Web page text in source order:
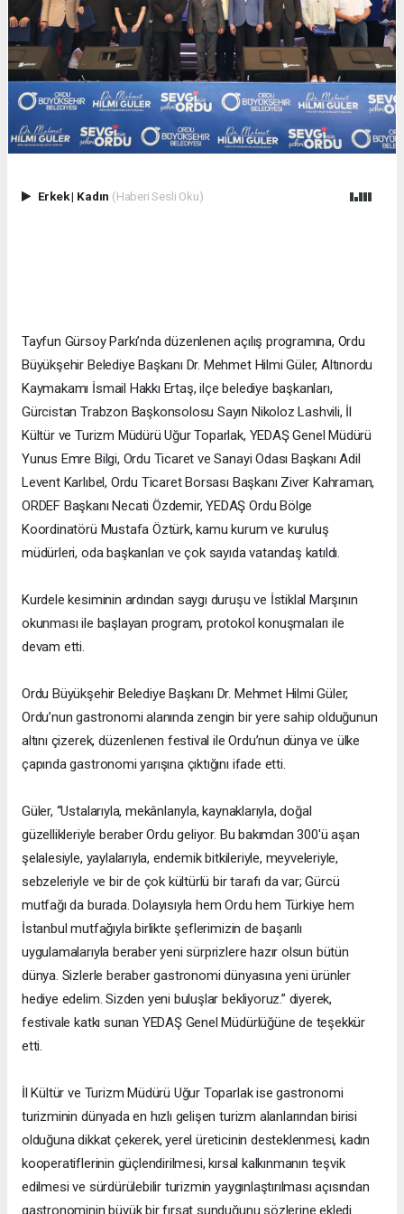
Erkek| Kadın (Haberi Sesli Oku)
Tayfun Gürsoy Parkı’nda düzenlenen açılış programına, Ordu
Büyükşehir Belediye Başkanı Dr. Mehmet Hilmi Güler, Altınordu
Kaymakamı İsmail Hakkı Ertaş, ilçe belediye başkanları,
Gürcistan Trabzon Başkonsolosu Sayın Nikoloz Lashvili, İl
Kültür ve Turizm Müdürü Uğur Toparlak, YEDAŞ Genel Müdürü
Yunus Emre Bilgi, Ordu Ticaret ve Sanayi Odası Başkanı Adil
Levent Karlıbel, Ordu Ticaret Borsası Başkanı Ziver Kahraman,
ORDEF Başkanı Necati Özdemir, YEDAŞ Ordu Bölge
Koordinatörü Mustafa Öztürk, kamu kurum ve kuruluş
müdürleri, oda başkanları ve çok sayıda vatandaş katıldı.
Kurdele kesiminin ardından saygı duruşu ve İstiklal Marşının
okunması ile başlayan program, protokol konuşmaları ile
devam etti.
Ordu Büyükşehir Belediye Başkanı Dr. Mehmet Hilmi Güler,
Ordu’nun gastronomi alanında zengin bir yere sahip olduğunun
altını çizerek, düzenlenen festival ile Ordu’nun dünya ve ülke
çapında gastronomi yarışına çıktığını ifade etti.
Güler, “Ustalarıyla, mekânlarıyla, kaynaklarıyla, doğal
güzellikleriyle beraber Ordu geliyor. Bu bakımdan 300'ü aşan
şelalesiyle, yaylalarıyla, endemik bitkileriyle, meyveleriyle,
sebzeleriyle ve bir de çok kültürlü bir tarafı da var; Gürcü
mutfağı da burada. Dolayısıyla hem Ordu hem Türkiye hem
İstanbul mutfağıyla birlikte şeflerimizin de başarılı
uygulamalarıyla beraber yeni sürprizlere hazır olsun bütün
dünya. Sizlerle beraber gastronomi dünyasına yeni ürünler
hediye edelim. Sizden yeni buluşlar bekliyoruz.” diyerek,
festivale katkı sunan YEDAŞ Genel Müdürlüğüne de teşekkür
etti.
İl Kültür ve Turizm Müdürü Uğur Toparlak ise gastronomi
turizminin dünyada en hızlı gelişen turizm alanlarından birisi
olduğuna dikkat çekerek, yerel üreticinin desteklenmesi, kadın
kooperatiflerinin güçlendirilmesi, kırsal kalkınmanın teşvik
edilmesi ve sürdürülebilir turizmin yaygınlaştırılması açısından
gastronominin büyük bir fırsat sunduğunu sözlerine ekledi.